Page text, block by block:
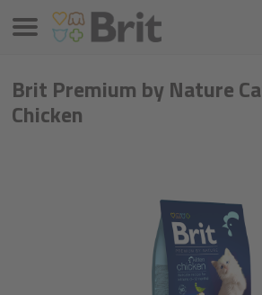
Brit Premium by Nature
Chicken
Izbornik